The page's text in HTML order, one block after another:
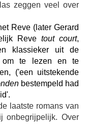
zeggen veel over
Reve (later Gerard
Reve tout court,
klassieker uit de
om te lezen en te
('een uitstekende
bestempeld had
laatste romans van
onbegrijpelijk. Over